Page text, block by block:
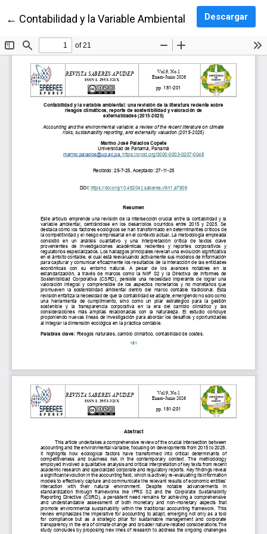
← Volver a los detalles del artículo
Contabilidad y la Variable Ambiental Descargar